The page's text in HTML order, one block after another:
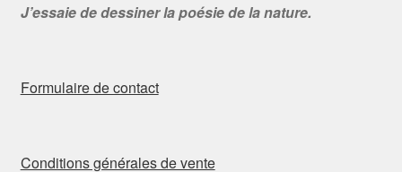
J’essaie de dessiner la poésie de la nature.
Formulaire de contact
Conditions générales de vente